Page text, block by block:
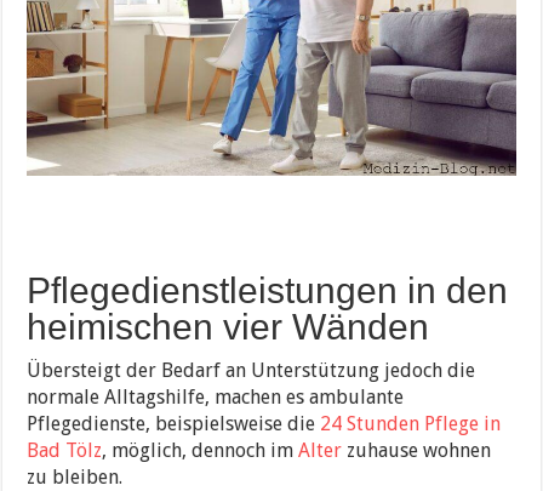
Pflegedienstleistungen in den
heimischen vier Wänden
Übersteigt der Bedarf an Unterstützung jedoch die
normale Alltagshilfe, machen es ambulante
Pflegedienste, beispielsweise die 24 Stunden Pflege in
Bad Tölz, möglich, dennoch imAlter zuhause wohnen
zu bleiben.